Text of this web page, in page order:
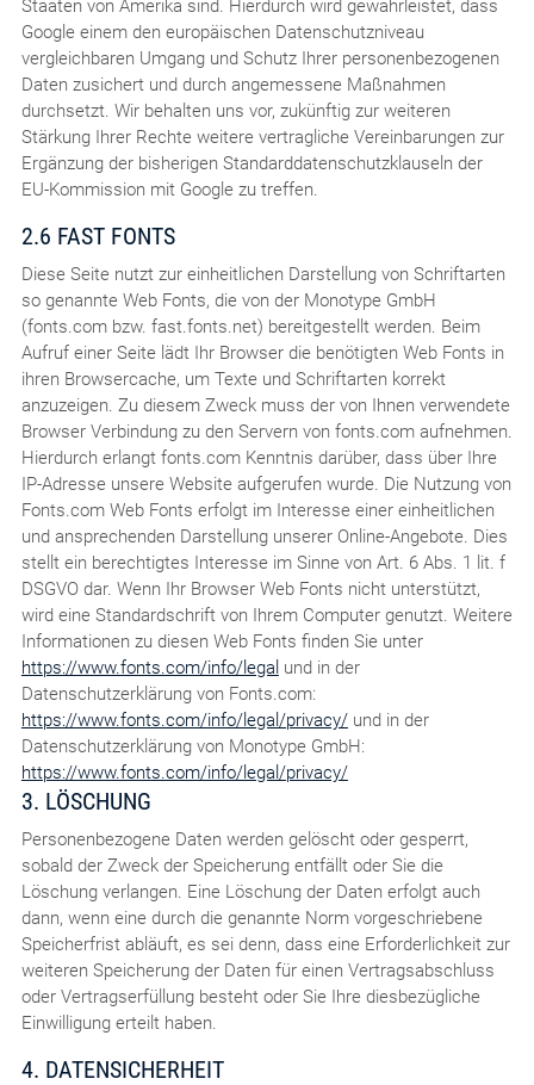
Staaten von Amerika sind. Hierdurch wird gewährleistet, dass
Google einem den europäischen Datenschutzniveau
vergleichbaren Umgang und Schutz Ihrer personenbezogenen
Daten zusichert und durch angemessene Maßnahmen
durchsetzt. Wir behalten uns vor, zukünftig zur weiteren
Stärkung Ihrer Rechte weitere vertragliche Vereinbarungen zur
Ergänzung der bisherigen Standarddatenschutzklauseln der
EU-Kommission mit Google zu treffen.
2.6 FAST FONTS
Diese Seite nutzt zur einheitlichen Darstellung von Schriftarten
so genannte Web Fonts, die von der Monotype GmbH
(fonts.com bzw. fast.fonts.net) bereitgestellt werden. Beim
Aufruf einer Seite lädt Ihr Browser die benötigten Web Fonts in
ihren Browsercache, um Texte und Schriftarten korrekt
anzuzeigen. Zu diesem Zweck muss der von Ihnen verwendete
Browser Verbindung zu den Servern von fonts.com aufnehmen.
Hierdurch erlangt fonts.com Kenntnis darüber, dass über Ihre
IP-Adresse unsere Website aufgerufen wurde. Die Nutzung von
Fonts.com Web Fonts erfolgt im Interesse einer einheitlichen
und ansprechenden Darstellung unserer Online-Angebote. Dies
stellt ein berechtigtes Interesse im Sinne von Art. 6 Abs. 1 lit. f
DSGVO dar. Wenn Ihr Browser Web Fonts nicht unterstützt,
wird eine Standardschrift von Ihrem Computer genutzt. Weitere
Informationen zu diesen Web Fonts finden Sie unter
https://www.fonts.com/info/legal und in der
Datenschutzerklärung von Fonts.com:
https://www.fonts.com/info/legal/privacy/und in der
Datenschutzerklärung von Monotype GmbH:
https://www.fonts.com/info/legal/privacy/
3. LÖSCHUNG
Personenbezogene Daten werden gelöscht oder gesperrt,
sobald der Zweck der Speicherung entfällt oder Sie die
Löschung verlangen. Eine Löschung der Daten erfolgt auch
dann, wenn eine durch die genannte Norm vorgeschriebene
Speicherfrist abläuft, es sei denn, dass eine Erforderlichkeit zur
weiteren Speicherung der Daten für einen Vertragsabschluss
oder Vertragserfüllung besteht oder Sie Ihre diesbezügliche
Einwilligung erteilt haben.
4. DATENSICHERHEIT